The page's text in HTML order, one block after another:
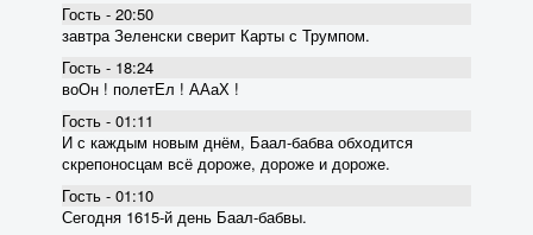
Гость - 20:50
завтра Зеленски сверит Карты с Трумпом.
Гость - 18:24
воОн ! полетЕл ! ААаХ !
Гость - 01:11
И с каждым новым днём, Баал-бабва обходится
скрепоносцам всё дороже, дороже и дороже.
Гость - 01:10
Сегодня 1615-й день Баал-бабвы.